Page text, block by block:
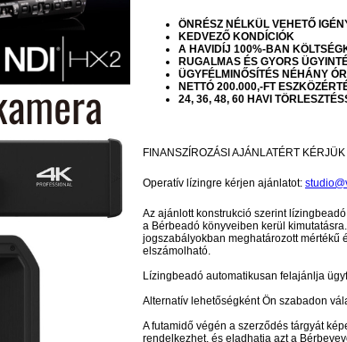
ÖNRÉSZ NÉLKÜL VEHETŐ
KEDVEZŐ KONDÍCIÓK
A HAVIDÍJ 100%-BAN
RUGALMAS ÉS GYORS
ÜGYFÉLMINŐSÍTÉS NÉHÁNY
NETTÓ 200.000,-FT
24, 36, 48, 60 HAVI
FINANSZÍROZÁSI AJÁNLATÉRT
Operatív lízingre kérjen ajánlatot:
Az ajánlott konstrukció szerint
a Bérbeadó könyveiben kerül
jogszabályokban meghatározott mértékű
elszámolható.
Lízingbeadó automatikusan felajánlja
Alternatív lehetőségként Ön szabadon
A futamidő végén a szerződés tárgyát
rendelkezhet, és eladhatja azt a